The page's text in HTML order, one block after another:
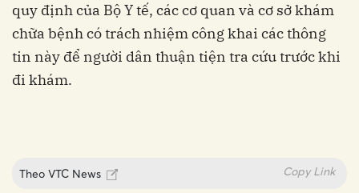
quy định của Bộ Y tế, các cơ quan và cơ sở khám
chữa bệnh có trách nhiệm công khai các thông
tin này để người dân thuận tiện tra cứu trước khi
đi khám.
Theo VTC News Copy Link